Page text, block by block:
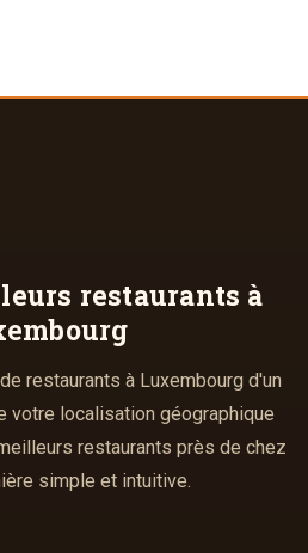
restaurants à
restaurants à Luxembourg d'un
votre localisation géographique
restaurants près de chez
simple et intuitive.